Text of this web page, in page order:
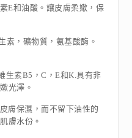
E和油酸。讓皮膚柔嫰，保
素，礦物質，氨基酸酶。
生素B5，C，E和K.具有非
光澤。
膚保濕，而不留下油性的
膚水份。